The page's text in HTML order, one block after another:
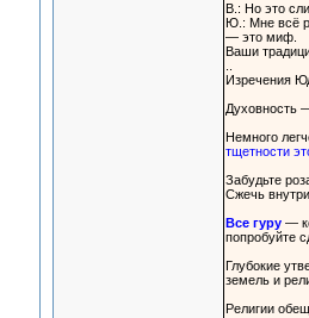
В.: Но это
Ю.: Мне всё
— это миф.
Ваши
Изречения
Духовность
Немного
тщетности
Забудьте
Сжечь
Все гуру—
попробуйте
Глубокие
земель и
Религии